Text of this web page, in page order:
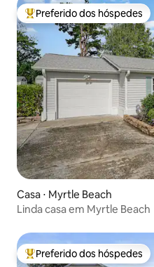
Entre os melhores
Preferido dos hóspedes
Casa ⋅ Myrtle Beach
Linda casa em Myrtle Beach
Entre os melhores
Preferido dos hóspedes